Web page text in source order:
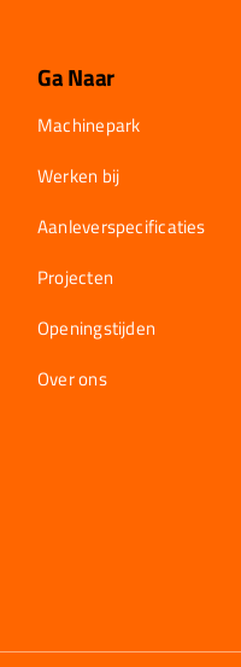
Ga Naar
Machinepark
Werken bij
Aanleverspecificaties
Projecten
Openingstijden
Over ons